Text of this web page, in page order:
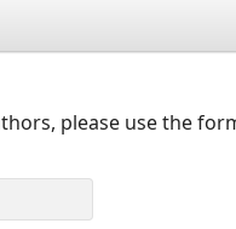
please use the